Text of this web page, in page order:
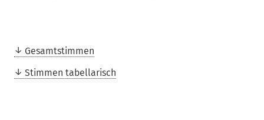
Gesamtstimmen
Stimmen tabellarisch